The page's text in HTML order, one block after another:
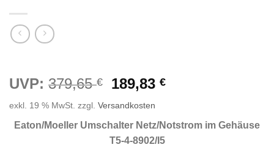
UVP: 379,65€
Ursprünglicher
war:
379,65 €
189,83€Aktueller
189,83 €.
exkl. 19 % MwSt. zzgl. Versandkosten
Eaton/Moeller Umschalter Netz/Notstrom im Gehäuse
T5-4-8902/I5